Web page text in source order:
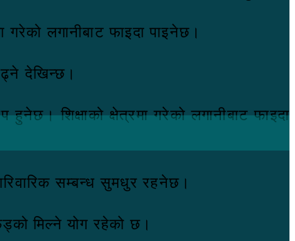
लगानीबाट फाइदा पाइनेछ।
देखिन्छ।
शिक्षाको क्षेत्रमा गरेको लगानीबाट फाइदा
सम्बन्ध सुमधुर रहनेछ।
मिल्ने योग रहेको छ।